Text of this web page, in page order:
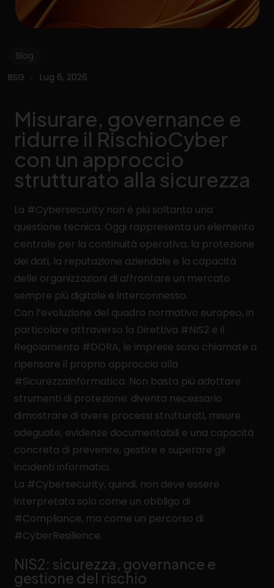
Blog
BSG
Lug 6, 2026
Misurare, governance e
ridurre il RischioCyber
con un approccio
strutturato alla sicurezza
La #Cybersecurity non è più soltanto una
questione tecnica. Oggi rappresenta un elemento
centrale per la continuità operativa, la protezione
dei dati, la reputazione aziendale e la capacità
delle organizzazioni di affrontare un mercato
sempre più digitale e interconnesso.
Con l’evoluzione del quadro normativo europeo, in
particolare attraverso la Direttiva #NIS2 e il
Regolamento #DORA, le imprese sono chiamate a
ripensare il proprio approccio alla
#SicurezzaInformatica. Non basta più adottare
strumenti di protezione: diventa necessario
dimostrare di avere processi strutturati, misure
adeguate, evidenze documentabili e una capacità
concreta di prevenire, gestire e superare gli
incidenti informatici.
La #Cybersecurity, quindi, non deve essere
interpretata solo come un obbligo di
#Compliance, ma come un percorso di
#CyberResilience.
NIS2: sicurezza, governance e
gestione del rischio